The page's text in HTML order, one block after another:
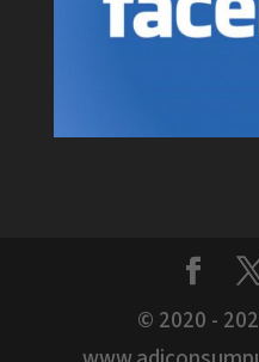
© 2020 -